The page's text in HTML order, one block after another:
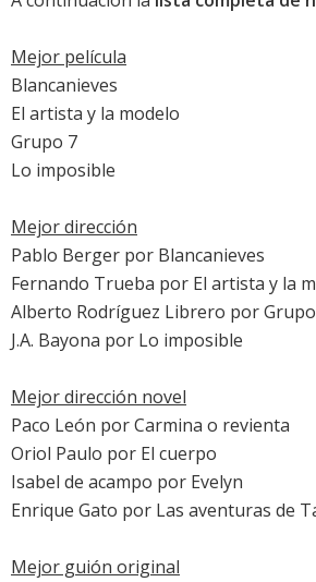
Mejor película
Blancanieves
El artista y la modelo
Grupo 7
Lo imposible
Mejor dirección
Pablo Berger por Blancanieves
Fernando Trueba por El artista y la
Alberto Rodríguez Librero por
J.A. Bayona por Lo imposible
Mejor dirección novel
Paco León porCarmina o revienta
Oriol Paulo por El cuerpo
Isabel de acampo por Evelyn
Enrique Gato por Las aventuras de
Mejor guión original